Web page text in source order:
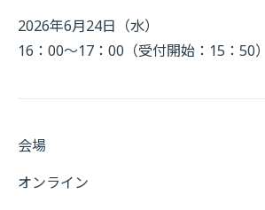
2026年6月24日（水）
16：00～17：00（受付開始：15：50）
会場
オンライン